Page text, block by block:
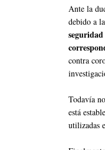
Ante la
debido a
contra
Todavía
está
utilizadas